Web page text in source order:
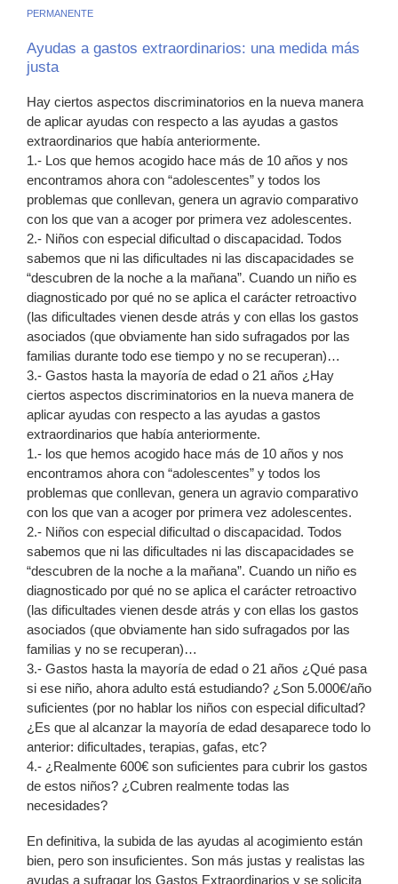
PERMANENTE
Ayudas a gastos extraordinarios: una medida más
justa
Hay ciertos aspectos discriminatorios en la nueva manera
de aplicar ayudas con respecto a las ayudas a gastos
extraordinarios que había anteriormente.
1.- Los que hemos acogido hace más de 10 años y nos
encontramos ahora con “adolescentes” y todos los
problemas que conllevan, genera un agravio comparativo
con los que van a acoger por primera vez adolescentes.
2.- Niños con especial dificultad o discapacidad. Todos
sabemos que ni las dificultades ni las discapacidades se
“descubren de la noche a la mañana”. Cuando un niño es
diagnosticado por qué no se aplica el carácter retroactivo
(las dificultades vienen desde atrás y con ellas los gastos
asociados (que obviamente han sido sufragados por las
familias durante todo ese tiempo y no se recuperan)…
3.- Gastos hasta la mayoría de edad o 21 años ¿Hay
ciertos aspectos discriminatorios en la nueva manera de
aplicar ayudas con respecto a las ayudas a gastos
extraordinarios que había anteriormente.
1.- los que hemos acogido hace más de 10 años y nos
encontramos ahora con “adolescentes” y todos los
problemas que conllevan, genera un agravio comparativo
con los que van a acoger por primera vez adolescentes.
2.- Niños con especial dificultad o discapacidad. Todos
sabemos que ni las dificultades ni las discapacidades se
“descubren de la noche a la mañana”. Cuando un niño es
diagnosticado por qué no se aplica el carácter retroactivo
(las dificultades vienen desde atrás y con ellas los gastos
asociados (que obviamente han sido sufragados por las
familias y no se recuperan)…
3.- Gastos hasta la mayoría de edad o 21 años ¿Qué pasa
si ese niño, ahora adulto está estudiando? ¿Son 5.000€/año
suficientes (por no hablar los niños con especial dificultad?
¿Es que al alcanzar la mayoría de edad desaparece todo lo
anterior: dificultades, terapias, gafas, etc?
4.- ¿Realmente 600€ son suficientes para cubrir los gastos
de estos niños? ¿Cubren realmente todas las
necesidades?
En definitiva, la subida de las ayudas al acogimiento están
bien, pero son insuficientes. Son más justas y realistas las
ayudas a sufragar los Gastos Extraordinarios y se solicita